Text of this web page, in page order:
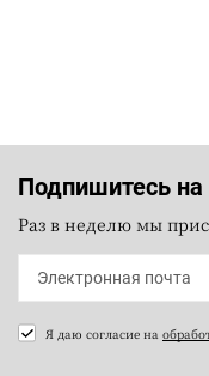
Подпишитесь
Раз в неделю мы
Я даю согласие на